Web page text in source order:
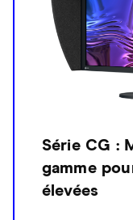
Série CG :
gamme
élevées